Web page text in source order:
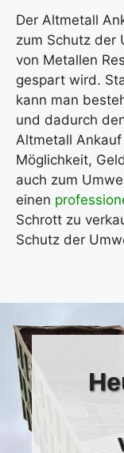
Der Altmetall
zum Schutz der
von Metallen
gespart wird.
kann man
und dadurch
Altmetall
Möglichkeit,
auch zum
einen
Schrott zu
Schutz der